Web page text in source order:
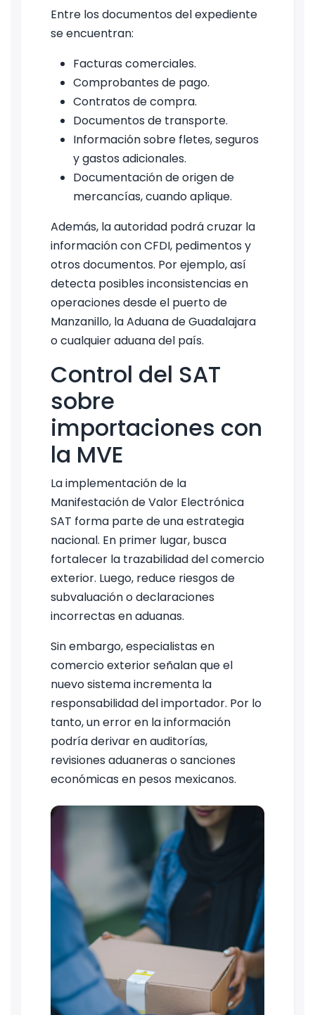
Entre los documentos del expediente
se encuentran:
Facturas comerciales.
Comprobantes de pago.
Contratos de compra.
Documentos de transporte.
Información sobre fletes, seguros
y gastos adicionales.
Documentación de origen de
mercancías, cuando aplique.
Además, la autoridad podrá cruzar la
información con CFDI, pedimentos y
otros documentos. Por ejemplo, así
detecta posibles inconsistencias en
operaciones desde el puerto de
Manzanillo, la Aduana de Guadalajara
o cualquier aduana del país.
Control del SAT
sobre
importaciones con
la MVE
La implementación de la
Manifestación de Valor Electrónica
SAT forma parte de una estrategia
nacional. En primer lugar, busca
fortalecer la trazabilidad del comercio
exterior. Luego, reduce riesgos de
subvaluación o declaraciones
incorrectas en aduanas.
Sin embargo, especialistas en
comercio exterior señalan que el
nuevo sistema incrementa la
responsabilidad del importador. Por lo
tanto, un error en la información
podría derivar en auditorías,
revisiones aduaneras o sanciones
económicas en pesos mexicanos.